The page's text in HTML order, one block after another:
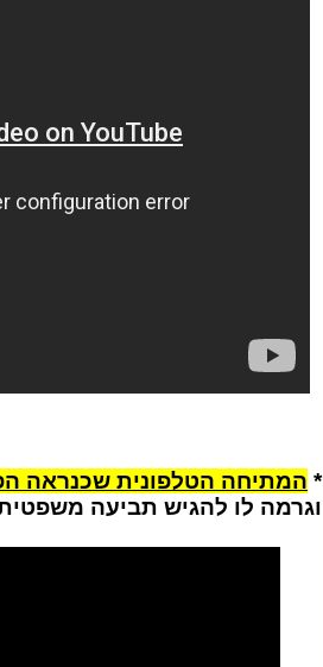
* המתיחה הטלפונית שכנראה
וגרמה לו להגיש תביעה משפטית